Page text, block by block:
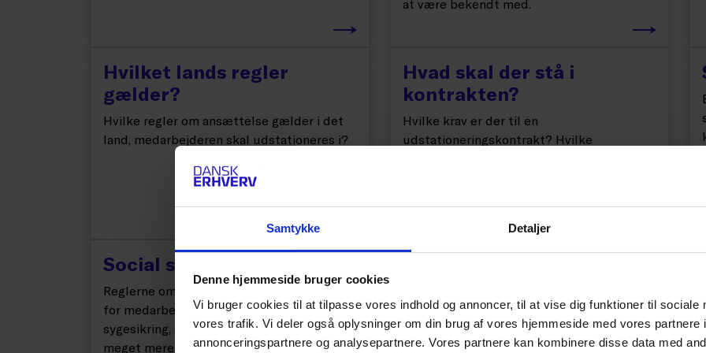
Samtykke Detaljer
Denne hjemmeside bruger cookies
Vi bruger cookies til at tilpasse vores indhold og annoncer, til at vise dig funktioner til sociale
vores trafik. Vi deler også oplysninger om din brug af vores hjemmeside med vores partnere
annonceringspartnere og analysepartnere. Vores partnere kan kombinere disse data med
at være bekendt med.
Hvilket lands regler
gælder?
Hvilke regler om ansættelse gælder i det
land, medarbejderen skal udstationeres i?
Hvad skal der stå i
kontrakten?
Hvilke krav er der til en
udstationeringskontrakt? Hvilke
Social sikring
Reglerne om social sikring har betydning
for medarbejderens rettigheder til
sygesikring, dagpenge, familieydelser og
meget mere.
Hvor og hvornår skal der søges om visum
eller arbejds- og opholdstilladelser ved en